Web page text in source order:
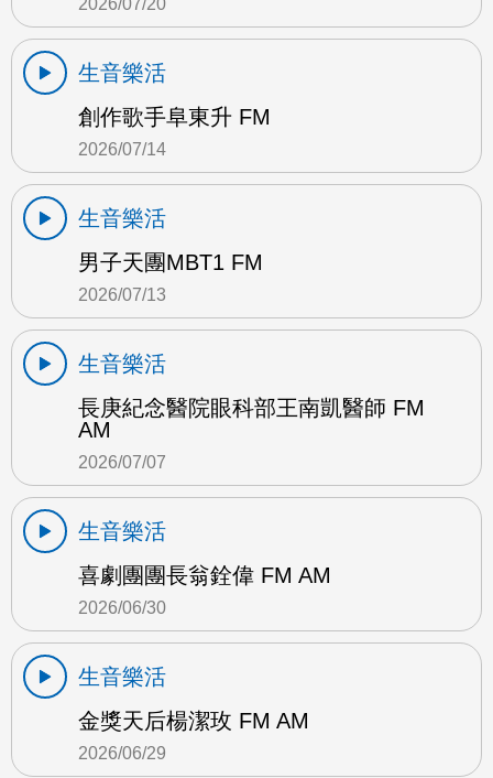
2026/07/20
生音樂活
創作歌手阜東升 FM
2026/07/14
生音樂活
男子天團MBT1 FM
2026/07/13
生音樂活
長庚紀念醫院眼科部王南凱醫師 FM
AM
2026/07/07
生音樂活
喜劇團團長翁銓偉 FM AM
2026/06/30
生音樂活
金獎天后楊潔玫 FM AM
2026/06/29